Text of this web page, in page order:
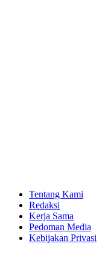
Tentang Kami
Redaksi
Kerja Sama
Pedoman Media
Kebijakan Privasi